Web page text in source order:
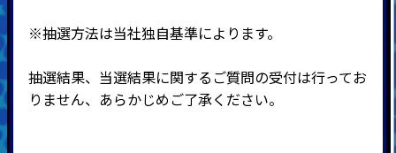
※抽選方法は当社独自基準によります。
抽選結果、当選結果に関するご質問の受付は行ってお
りません、あらかじめご了承ください。